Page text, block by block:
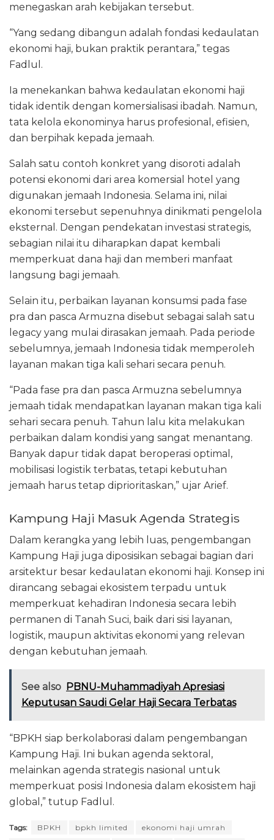
menegaskan arah kebijakan tersebut.
“Yang sedang dibangun adalah fondasi kedaulatan
ekonomi haji, bukan praktik perantara,” tegas
Fadlul.
Ia menekankan bahwa kedaulatan ekonomi haji
tidak identik dengan komersialisasi ibadah. Namun,
tata kelola ekonominya harus profesional, efisien,
dan berpihak kepada jemaah.
Salah satu contoh konkret yang disoroti adalah
potensi ekonomi dari area komersial hotel yang
digunakan jemaah Indonesia. Selama ini, nilai
ekonomi tersebut sepenuhnya dinikmati pengelola
eksternal. Dengan pendekatan investasi strategis,
sebagian nilai itu diharapkan dapat kembali
memperkuat dana haji dan memberi manfaat
langsung bagi jemaah.
Selain itu, perbaikan layanan konsumsi pada fase
pra dan pasca Armuzna disebut sebagai salah satu
legacy yang mulai dirasakan jemaah. Pada periode
sebelumnya, jemaah Indonesia tidak memperoleh
layanan makan tiga kali sehari secara penuh.
“Pada fase pra dan pasca Armuzna sebelumnya
jemaah tidak mendapatkan layanan makan tiga kali
sehari secara penuh. Tahun lalu kita melakukan
perbaikan dalam kondisi yang sangat menantang.
Banyak dapur tidak dapat beroperasi optimal,
mobilisasi logistik terbatas, tetapi kebutuhan
jemaah harus tetap diprioritaskan,” ujar Arief.
Kampung Haji Masuk Agenda Strategis
Dalam kerangka yang lebih luas, pengembangan
Kampung Haji juga diposisikan sebagai bagian dari
arsitektur besar kedaulatan ekonomi haji. Konsep ini
dirancang sebagai ekosistem terpadu untuk
memperkuat kehadiran Indonesia secara lebih
permanen di Tanah Suci, baik dari sisi layanan,
logistik, maupun aktivitas ekonomi yang relevan
dengan kebutuhan jemaah.
See also PBNU-Muhammadiyah Apresiasi
Keputusan Saudi Gelar Haji Secara Terbatas
“BPKH siap berkolaborasi dalam pengembangan
Kampung Haji. Ini bukan agenda sektoral,
melainkan agenda strategis nasional untuk
memperkuat posisi Indonesia dalam ekosistem haji
global,” tutup Fadlul.
Tags: BPKH bpkh limited
ekonomi haji umrah